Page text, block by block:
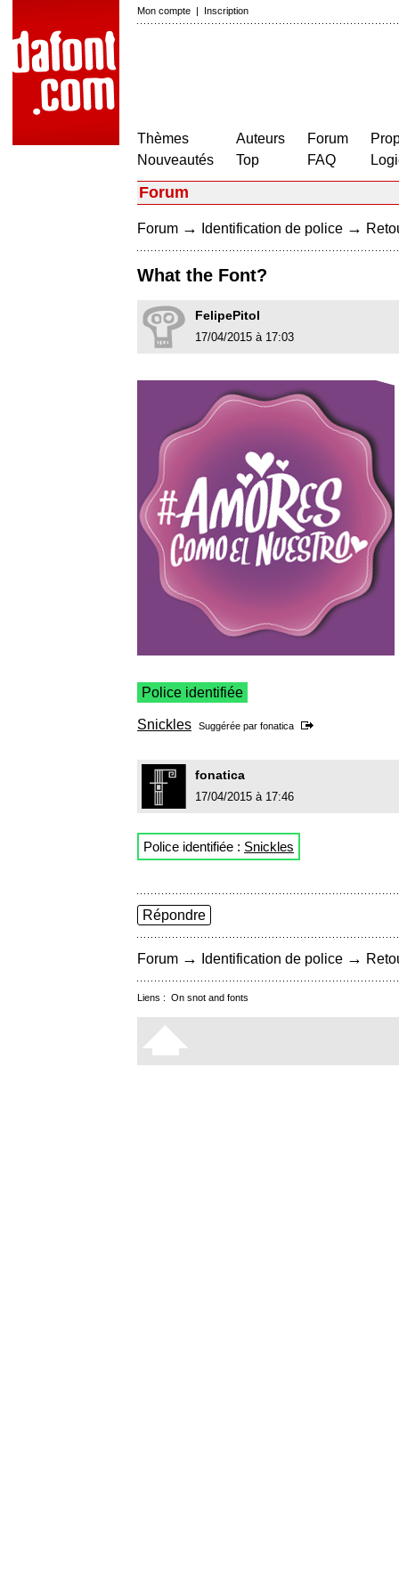
Mon compte | Inscription
Thèmes
Nouveautés
Auteurs
Top
Forum
FAQ
Forum
Forum → Identification de police →
What the Font?
FelipePitol
17/04/2015 à 17:03
Police identifiée
Snickles Suggérée par fonatica
fonatica
17/04/2015 à 17:46
Police identifiée : Snickles
Répondre
Forum → Identification de police →
Liens : On snot and fonts